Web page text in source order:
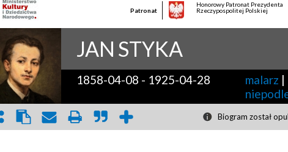
Patronat
Honorowy Patronat Prezydenta
Rzeczypospolitej Polskiej
JAN STYKA
1858-04-08 - 1925-04-28 malarz |
Biogram został